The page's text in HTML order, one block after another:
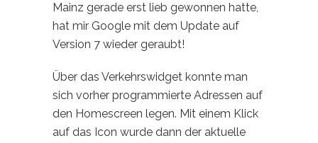
Mainz gerade erst lieb gewonnen hatte,
hat mir Google mit dem Update auf
Version 7 wieder geraubt!
Über das Verkehrswidget konnte man
sich vorher programmierte Adressen auf
den Homescreen legen. Mit einem Klick
auf das Icon wurde dann der aktuelle